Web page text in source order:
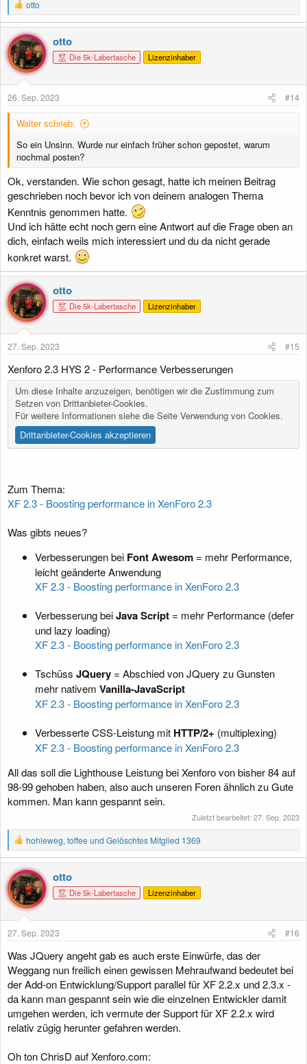
R
e
a
k
t
i
o
n
n
otto
otto
Die 5k-Labertasche Lizenzinhaber
26. Sep. 2023 #14
Walter schrieb:
So ein Unsinn. Wurde nur einfach früher schon gepostet, warum
nochmal posten?
Ok, verstanden. Wie schon gesagt, hatte ich meinen Beitrag
geschrieben noch bevor ich von deinem analogen Thema
Kenntnis genommen hatte.
Und ich hätte echt noch gern eine Antwort auf die Frage oben an
dich, einfach weils mich interessiert und du da nicht gerade
konkret warst.
otto
Die 5k-Labertasche Lizenzinhaber
27. Sep. 2023 #15
Xenforo 2.3 HYS 2 - Performance Verbesserungen
Um diese Inhalte anzuzeigen, benötigen wir die Zustimmung zum
Setzen von Drittanbieter-Cookies.
Für weitere Informationen siehe die Seite Verwendung von Cookies.
Drittanbieter-Cookies akzeptieren
Zum Thema:
XF 2.3 - Boosting performance in XenForo 2.3
Was gibts neues?
Verbesserungen bei Font Awesom = mehr Performance,
leicht geänderte Anwendung
XF 2.3 - Boosting performance in XenForo 2.3
Verbesserung beiJava Script = mehr Performance (defer
und lazy loading)
XF 2.3 - Boosting performance in XenForo 2.3
Tschüss JQuery = Abschied von JQuery zu Gunsten
mehr nativem Vanilla-JavaScript
XF 2.3 - Boosting performance in XenForo 2.3
Verbesserte CSS-Leistung mit HTTP/2+ (multiplexing)
XF 2.3 - Boosting performance in XenForo 2.3
All das soll die Lighthouse Leistung bei Xenforo von bisher 84 auf
98-99 gehoben haben, also auch unseren Foren ähnlich zu Gute
kommen. Man kann gespannt sein.
Zuletzt bearbeitet: 27. Sep. 2023
R
e
a
k
t
i
o
n
n
hohleweg, toffee und Gelöschtes Mitglied 1369
otto
Die 5k-Labertasche Lizenzinhaber
27. Sep. 2023 #16
Was JQuery angeht gab es auch erste Einwürfe, das der
Weggang nun freilich einen gewissen Mehraufwand bedeutet bei
der Add-on Entwicklung/Support parallel für XF 2.2.x und 2.3.x -
da kann man gespannt sein wie die einzelnen Entwickler damit
umgehen werden, ich vermute der Support für XF 2.2.x wird
relativ zügig herunter gefahren werden.
Oh ton ChrisD auf Xenforo.com: